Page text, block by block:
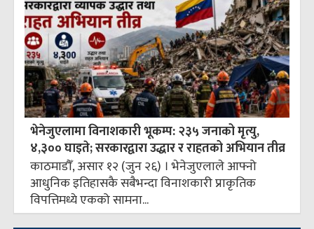
भेनेजुएलामा विनाशकारी भूकम्प: २३५ जनाको मृत्यु,
४,३०० घाइते; सरकारद्वारा उद्धार र राहतको अभियान तीव्र
काठमाडौँ, असार १२ (जुन २६) । भेनेजुएलाले आफ्नो
आधुनिक इतिहासकै सबैभन्दा विनाशकारी प्राकृतिक
विपत्तिमध्ये एकको सामना...